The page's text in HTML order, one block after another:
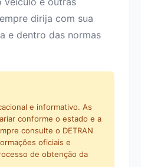
dirija com sua
e dentro das normas
e informativo. As
conforme o estado e a
consulte o DETRAN
oficiais e
de obtenção da